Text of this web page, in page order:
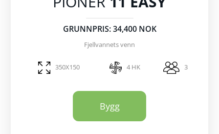
GRUNNPRIS: 34,400 NOK
Fjellvannets venn
350X150 4 HK 3
Bygg